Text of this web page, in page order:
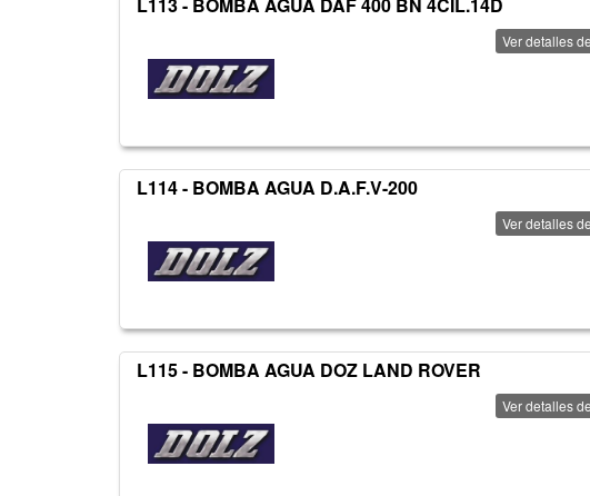
L113 - BOMBA AGUA DAF 400 BN 4CIL.14D
Ver detalles
L114 - BOMBA AGUA D.A.F.V-200
Ver detalles
L115 - BOMBA AGUA DOZ LAND ROVER
Ver detalles